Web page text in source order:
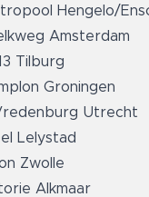
Hengelo/
Amsterdam
Tilburg
Groningen
Utrecht
Lelystad
Zwolle
Alkmaar